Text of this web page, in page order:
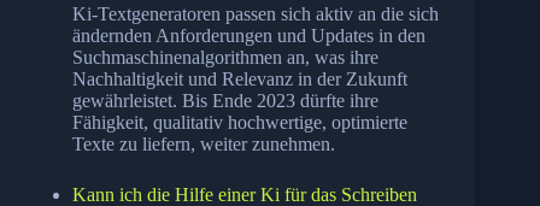
Ki-Textgeneratoren passen sich aktiv an die sich
ändernden Anforderungen und Updates in den
Suchmaschinenalgorithmen an, was ihre
Nachhaltigkeit und Relevanz in der Zukunft
gewährleistet. Bis Ende 2023 dürfte ihre
Fähigkeit, qualitativ hochwertige, optimierte
Texte zu liefern, weiter zunehmen.
Kann ich die Hilfe einer Ki für das Schreiben